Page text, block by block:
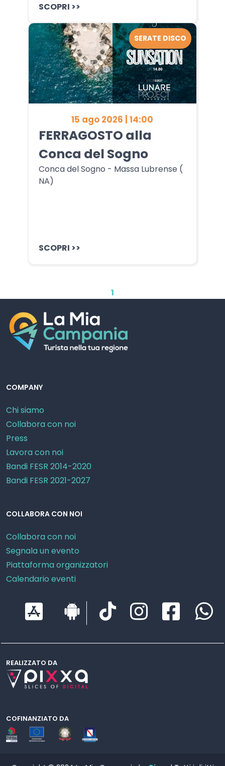
SCOPRI >>
15 ago 2026 | 14:00
FERRAGOSTO alla
Conca del Sogno
Conca del Sogno - Massa Lubrense (
NA)
SCOPRI >>
SERATE DISCO
1
COMPANY
Chi siamo
Collabora con noi
Press
Lavora con noi
Bandi FESR 2014-2020
Bandi FESR 2021-2027
COLLABORA CON NOI
Collabora con noi
Segnala un evento
Piattaforma organizzatori
Calendario eventi
REALIZZATO DA
COFINANZIATO DA